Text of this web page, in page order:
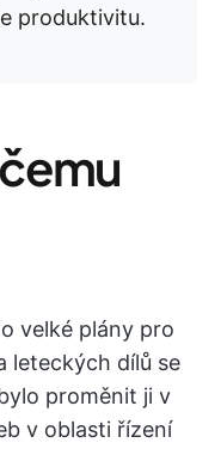
produktivitu.
velké plány pro
leteckých dílů se
proměnit ji v
v oblasti řízení